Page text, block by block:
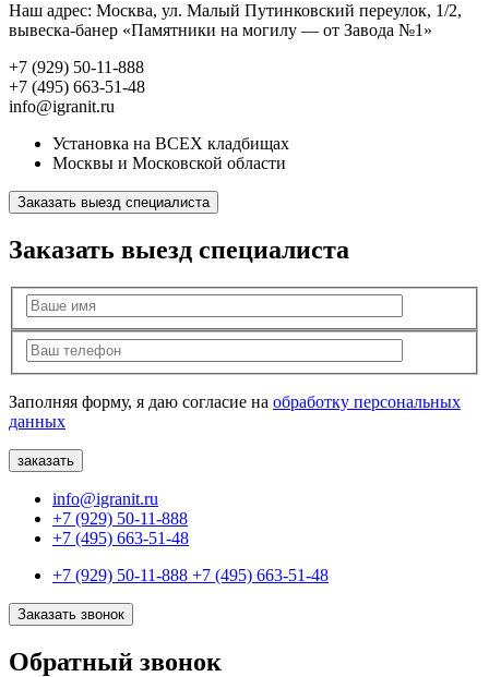
Наш адрес: Москва, ул. Малый Путинковский переулок, 1/2,
вывеска-банер «Памятники на могилу — от Завода №1»
+7 (929) 50-11-888
+7 (495) 663-51-48
info@igranit.ru
Установка на ВСЕХ кладбищах
Москвы и Московской области
Заказать выезд специалиста
Заказать выезд специалиста
Заполняя форму, я даю согласие на обработку персональных
данных
info@igranit.ru
+7 (929) 50-11-888
+7 (495) 663-51-48
+7 (929) 50-11-888 +7 (495) 663-51-48
Заказать звонок
Обратный звонок